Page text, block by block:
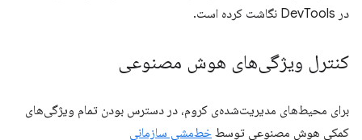
در DevTools نگاشت کرده است.
کنترل ویژگی‌های هوش مصنوعی
برای محیط‌های مدیریت‌شده‌ی کروم، در دسترس بودن تمام ویژگی‌های
کمکی هوش مصنوعی توسط خط‌مشی سازمانی